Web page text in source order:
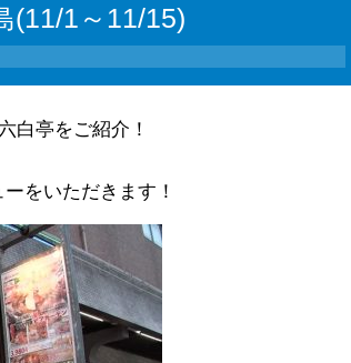
(11/1～11/15)
白亭をご紹介！
をいただきます！